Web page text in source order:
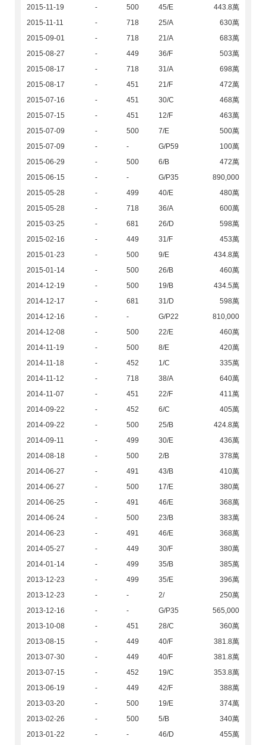
2015-11-19 - 500 45/E
443.8萬
2015-11-11
- 718 25/A
630萬
2015-09-01
- 718 21/A
683萬
2015-08-27
- 449 36/F
503萬
2015-08-17
- 718 31/A
698萬
2015-08-17
- 451 21/F
472萬
2015-07-16
- 451 30/C
468萬
2015-07-15
- 451 12/F
463萬
2015-07-09
- 500 7/E
500萬
2015-07-09
- - G/P59
100萬
2015-06-29
- 500 6/B
472萬
2015-06-15
- - G/P35
890,000
2015-05-28
- 499 40/E
480萬
2015-05-28
- 718 36/A
600萬
2015-03-25
- 681 26/D
598萬
2015-02-16
- 449 31/F
453萬
2015-01-23
- 500 9/E
434.8萬
2015-01-14
- 500 26/B
460萬
2014-12-19
- 500 19/B
434.5萬
2014-12-17
- 681 31/D
598萬
2014-12-16
- - G/P22
810,000
2014-12-08
- 500 22/E
460萬
2014-11-19
- 500 8/E
420萬
2014-11-18
- 452 1/C
335萬
2014-11-12
- 718 38/A
640萬
2014-11-07
- 451 22/F
411萬
2014-09-22
- 452 6/C
405萬
2014-09-22
- 500 25/B
424.8萬
2014-09-11
- 499 30/E
436萬
2014-08-18
- 500 2/B
378萬
2014-06-27
- 491 43/B
410萬
2014-06-27
- 500 17/E
380萬
2014-06-25
- 491 46/E
368萬
2014-06-24
- 500 23/B
383萬
2014-06-23
- 491 46/E
368萬
2014-05-27
- 449 30/F
380萬
2014-01-14
- 499 35/B
385萬
2013-12-23
- 499 35/E
396萬
2013-12-23
- - 2/
250萬
2013-12-16
- - G/P35
565,000
2013-10-08
- 451 28/C
360萬
2013-08-15
- 449 40/F
381.8萬
2013-07-30
- 449 40/F
381.8萬
2013-07-15
- 452 19/C
353.8萬
2013-06-19
- 449 42/F
388萬
2013-03-20
- 500 19/E
374萬
2013-02-26
- 500 5/B
340萬
2013-01-22
- - 46/D
455萬